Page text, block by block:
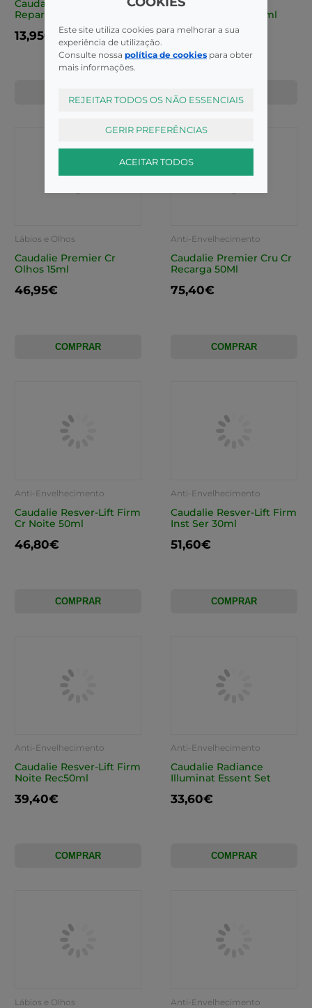
Caudalie Vinother Cr
Repar Maos Unhas 75Ml
13,95€
Caudalie Ange des
Vignes Eau Parf 50ml
32,10€
Lábios e Olhos
Caudalie Premier Cr
Olhos 15ml
46,95€
COMPRAR
Anti-Envelhecimento
Caudalie Premier Cru Cr
Recarga 50Ml
75,40€
COMPRAR
Anti-Envelhecimento
Caudalie Resver-Lift Firm
Cr Noite 50ml
46,80€
COMPRAR
Anti-Envelhecimento
Caudalie Resver-Lift Firm
Inst Ser 30ml
51,60€
COMPRAR
Anti-Envelhecimento
Caudalie Resver-Lift Firm
Noite Rec50ml
39,40€
COMPRAR
Anti-Envelhecimento
Caudalie Radiance
Illuminat Essent Set
33,60€
COMPRAR
Lábios e Olhos Anti-Envelhecimento
Este site utiliza cookies para melhorar a sua
experiência de utilização.
Consulte nossa política de cookies para obter
mais informações.
REJEITAR TODOS OS NÃO ESSENCIAIS
GERIR PREFERÊNCIAS
ACEITAR TODOS